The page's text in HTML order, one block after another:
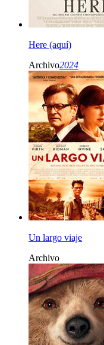
Here (aquí)
Archivo2024
Un largo viaje
Archivo